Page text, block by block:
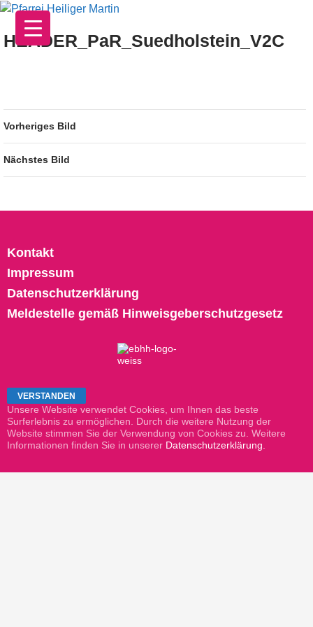
Zum
Inhalt
springen
HEADER_PaR_Suedholstein_V2C
Vorheriges Bild
Nächstes Bild
Kontakt
Impressum
Datenschutzerklärung
Meldestelle gemäß Hinweisgeberschutzgesetz
Unsere Website verwendet Cookies, um Ihnen das beste
Surferlebnis zu ermöglichen. Durch die weitere Nutzung der
Website stimmen Sie der Verwendung von Cookies zu. Weitere
Informationen finden Sie in unserer Datenschutzerklärung.